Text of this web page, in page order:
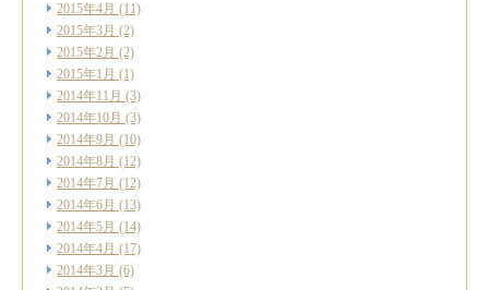
2015年4月 (11)
2015年3月 (2)
2015年2月 (2)
2015年1月 (1)
2014年11月 (3)
2014年10月 (3)
2014年9月 (10)
2014年8月 (12)
2014年7月 (12)
2014年6月 (13)
2014年5月 (14)
2014年4月 (17)
2014年3月 (6)